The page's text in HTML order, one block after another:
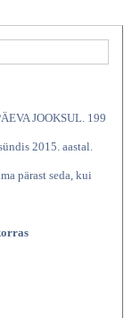
JOOKSUL. 199
2015. aastal.
pärast seda, kui